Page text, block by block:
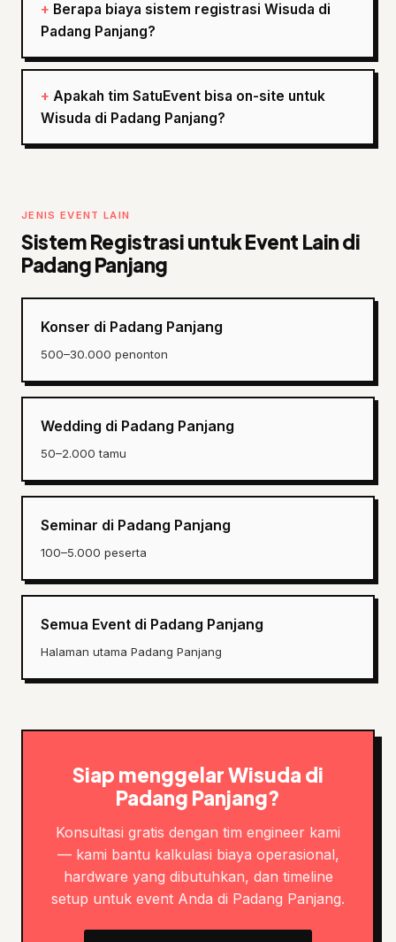
Berapa biaya sistem registrasi Wisuda di
Padang Panjang?
Apakah tim SatuEvent bisa on-site untuk
Wisuda di Padang Panjang?
JENIS EVENT LAIN
Sistem Registrasi untuk Event Lain di
Padang Panjang
Konser di Padang Panjang
500–30.000 penonton
Wedding di Padang Panjang
50–2.000 tamu
Seminar di Padang Panjang
100–5.000 peserta
Semua Event di Padang Panjang
Halaman utama Padang Panjang
Siap menggelar Wisuda di
Padang Panjang?
Konsultasi gratis dengan tim engineer kami
— kami bantu kalkulasi biaya operasional,
hardware yang dibutuhkan, dan timeline
setup untuk event Anda di Padang Panjang.